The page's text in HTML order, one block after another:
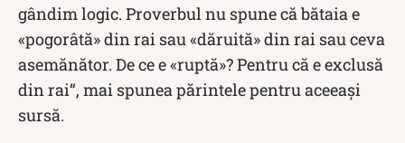
gândim logic. Proverbul nu spune că bătaia e
«pogorâtă» din rai sau «dăruită» din rai sau ceva
asemănător. De ce e «ruptă»? Pentru că e exclusă
din rai“, mai spunea părintele pentru aceeași
sursă.